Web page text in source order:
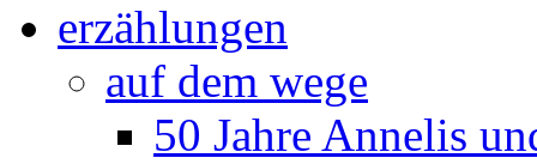
erzählungen
auf dem wege
50 Jahre Annelis